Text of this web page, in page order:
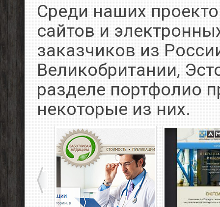
Среди наших
сайтов и
заказчиков из
Великобритании,
разделе портфолио
некоторые из них.